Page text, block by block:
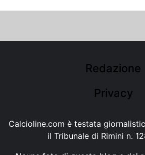
Redazione
Privacy
Calcioline.com è testata
il Tribunale di Rimini n.